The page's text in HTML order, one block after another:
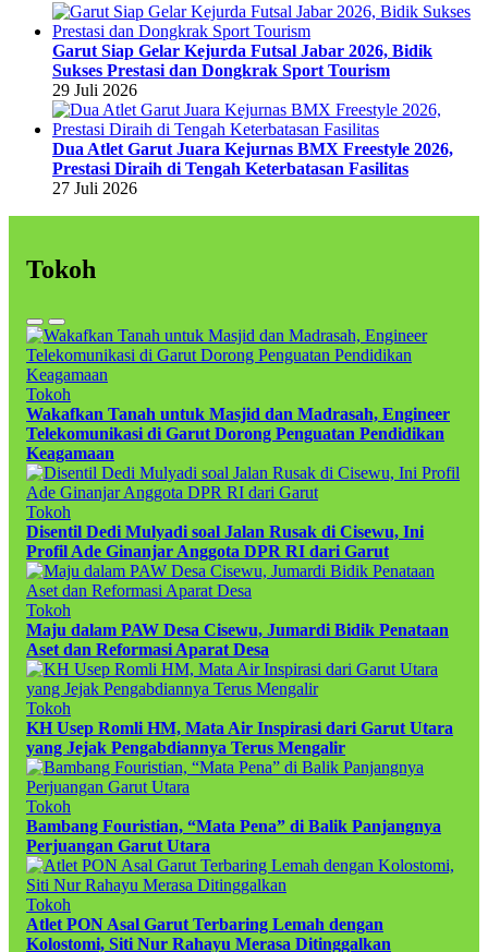
Garut Siap Gelar Kejurda Futsal Jabar 2026, Bidik
Sukses Prestasi dan Dongkrak Sport Tourism
29 Juli 2026
Dua Atlet Garut Juara Kejurnas BMX Freestyle 2026,
Prestasi Diraih di Tengah Keterbatasan Fasilitas
27 Juli 2026
Tokoh
Tokoh
Wakafkan Tanah untuk Masjid dan Madrasah, Engineer
Telekomunikasi di Garut Dorong Penguatan Pendidikan
Keagamaan
Tokoh
Disentil Dedi Mulyadi soal Jalan Rusak di Cisewu, Ini
Profil Ade Ginanjar Anggota DPR RI dari Garut
Tokoh
Maju dalam PAW Desa Cisewu, Jumardi Bidik Penataan
Aset dan Reformasi Aparat Desa
Tokoh
KH Usep Romli HM, Mata Air Inspirasi dari Garut Utara
yang Jejak Pengabdiannya Terus Mengalir
Tokoh
Bambang Fouristian, “Mata Pena” di Balik Panjangnya
Perjuangan Garut Utara
Tokoh
Atlet PON Asal Garut Terbaring Lemah dengan
Kolostomi, Siti Nur Rahayu Merasa Ditinggalkan